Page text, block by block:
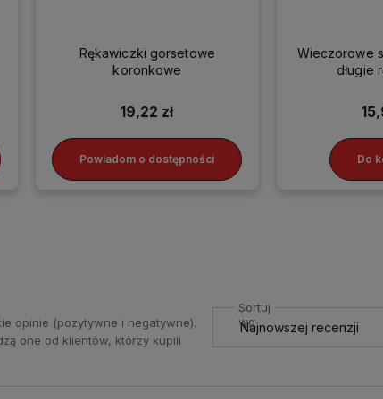
Rękawiczki gorsetowe
koronkowe
19,22 zł
Powiadom o dostępności
Wieczorowe
długie
Do
opinie (pozytywne i negatywne).
one od klientów, którzy kupili
Sortuj
wg